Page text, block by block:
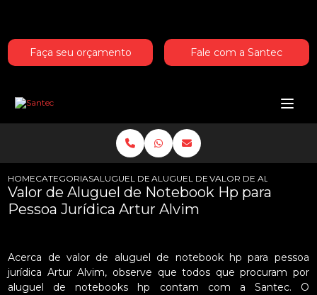
Faça seu orçamento Fale com a Santec
HOMECATEGORIASALUGUEL DE NOTEBOOKS HP
ALUGUEL DE NOTEBOOK HP PARA
VALOR DE ALUGUEL
Valor de Aluguel de Notebook Hp para
Pessoa Jurídica Artur Alvim
Acerca de valor de aluguel de notebook hp para pessoa
jurídica Artur Alvim, observe que todos que procuram por
aluguel de notebooks hp contam com a Santec. O